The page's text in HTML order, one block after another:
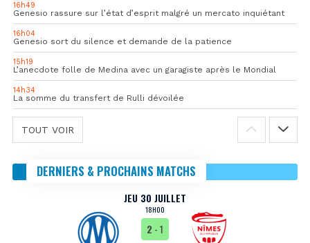
16h49
Genesio rassure sur l’état d’esprit malgré un mercato inquiétant
16h04
Genesio sort du silence et demande de la patience
15h19
L’anecdote folle de Medina avec un garagiste après le Mondial
14h34
La somme du transfert de Rulli dévoilée
TOUT VOIR
DERNIERS & PROCHAINS MATCHS
JEU 30 JUILLET
18H00
2 - 1